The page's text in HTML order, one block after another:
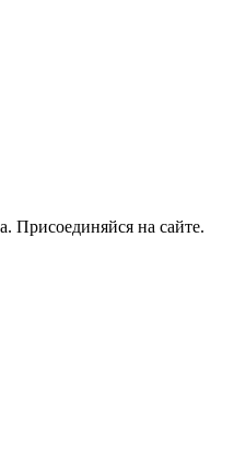
Присоединяйся на сайте.